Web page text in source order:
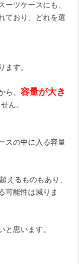
ツケースにも、
ており、どれを選
ます。
ら、 容量が大き
ん。
スの中に入る容量
えるものもあり、
可能性は減りま
思います。